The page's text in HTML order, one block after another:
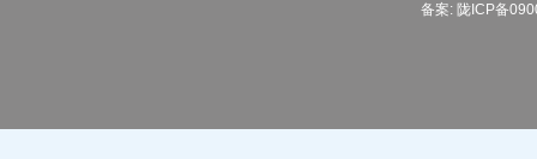
备案: 陇ICP备